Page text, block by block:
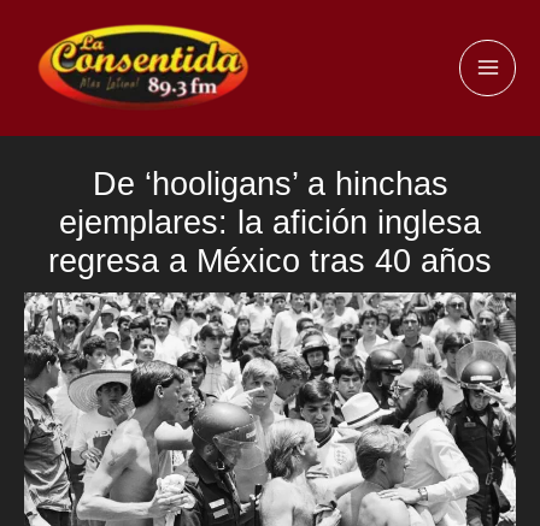
contenido
De ‘hooligans’ a hinchas
ejemplares: la afición inglesa
regresa a México tras 40 años